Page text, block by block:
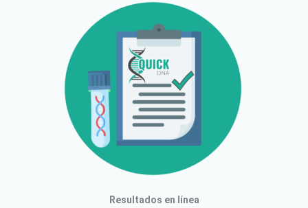
Resultados en línea